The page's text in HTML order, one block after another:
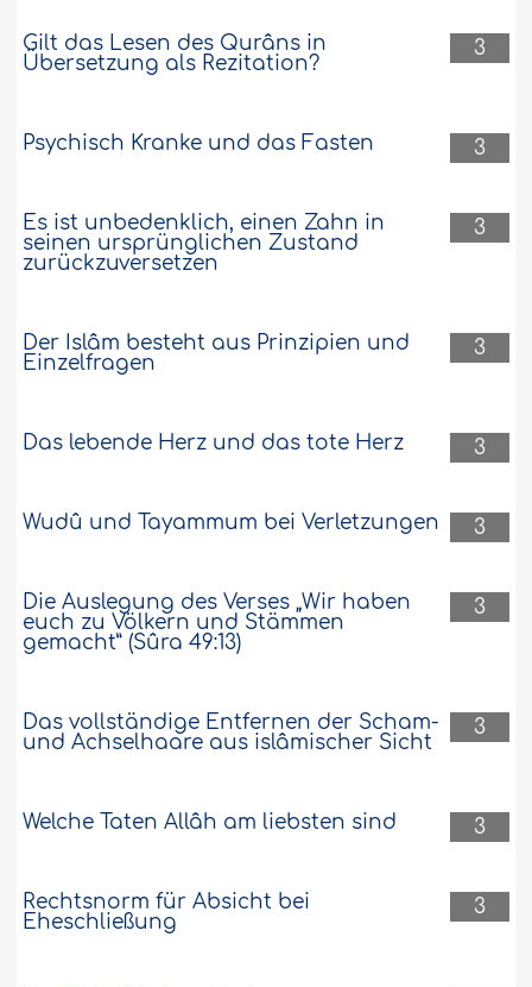
3
Gilt das Lesen des Qurâns in
Übersetzung als Rezitation?
3
Psychisch Kranke und das Fasten
3
Es ist unbedenklich, einen Zahn in
seinen ursprünglichen Zustand
zurückzuversetzen
3
Der Islâm besteht aus Prinzipien und
Einzelfragen
3
Das lebende Herz und das tote Herz
3
Wudû und Tayammum bei Verletzungen
3
Die Auslegung des Verses „Wir haben
euch zu Völkern und Stämmen
gemacht” (Sûra 49:13)
3
Das vollständige Entfernen der Scham-
und Achselhaare aus islâmischer Sicht
3
Welche Taten Allâh am liebsten sind
3
Rechtsnorm für Absicht bei
Eheschließung